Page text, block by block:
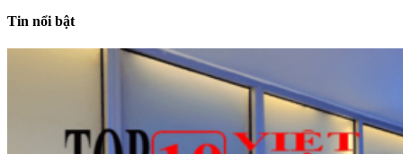
Tin nổi bật